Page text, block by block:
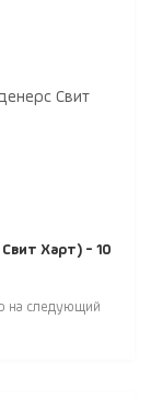
Харт) - 10
на следующий